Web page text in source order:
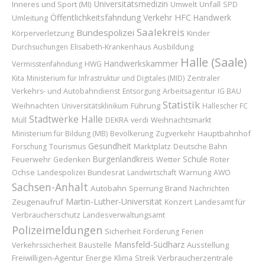
Inneres und Sport (MI) Universitätsmedizin Umwelt Unfall SPD
Umleitung Öffentlichkeitsfahndung Verkehr HFC Handwerk
Körperverletzung Bundespolizei Saalekreis Kinder
Durchsuchungen Elisabeth-Krankenhaus Ausbildung
Vermisstenfahndung HWG Handwerkskammer Halle (Saale)
Kita Ministerium für Infrastruktur und Digitales (MID) Zentraler
Verkehrs- und Autobahndienst Entsorgung Arbeitsagentur IG BAU
Weihnachten Universitätsklinikum Führung Statistik Hallescher FC
Müll Stadtwerke Halle DEKRA verdi Weihnachtsmarkt
Ministerium für Bildung (MB) Bevölkerung Zugverkehr Hauptbahnhof
Forschung Tourismus Gesundheit Marktplatz Deutsche Bahn
Feuerwehr Gedenken Burgenlandkreis Wetter Schule Roter
Ochse Landespolizei Bundesrat Landwirtschaft Warnung AWO
Sachsen-Anhalt Autobahn Sperrung Brand Nachrichten
Zeugenaufruf Martin-Luther-Universität Konzert Landesamt für
Verbraucherschutz Landesverwaltungsamt
Polizeimeldungen Sicherheit Förderung Ferien
Verkehrssicherheit Baustelle Mansfeld-Südharz Ausstellung
Freiwilligen-Agentur Energie Klima Streik Verbraucherzentrale